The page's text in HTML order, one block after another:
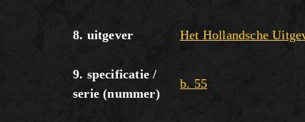
8. uitgever Het Hollandsche
9. specificatie /
serie (nummer)
b. 55